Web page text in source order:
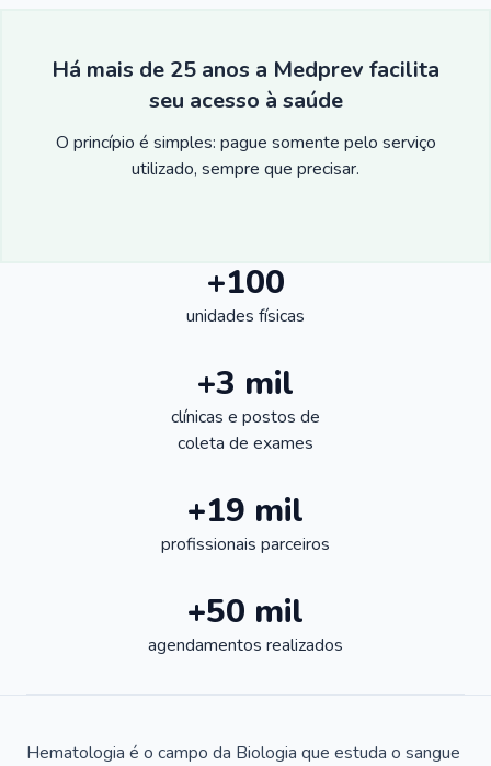
Há mais de 25 anos a Medprev facilita
seu acesso à saúde
O princípio é simples: pague somente pelo serviço
utilizado, sempre que precisar.
+100
unidades físicas
+3 mil
clínicas e postos de
coleta de exames
+19 mil
profissionais parceiros
+50 mil
agendamentos realizados
Hematologia é o campo da Biologia que estuda o sangue